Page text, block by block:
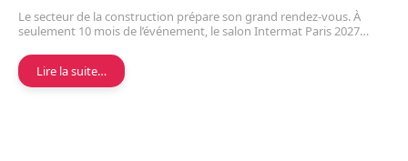
Le secteur de la construction prépare son grand rendez-vous. À
seulement 10 mois de l’événement, le salon Intermat Paris 2027…
Lire la suite…